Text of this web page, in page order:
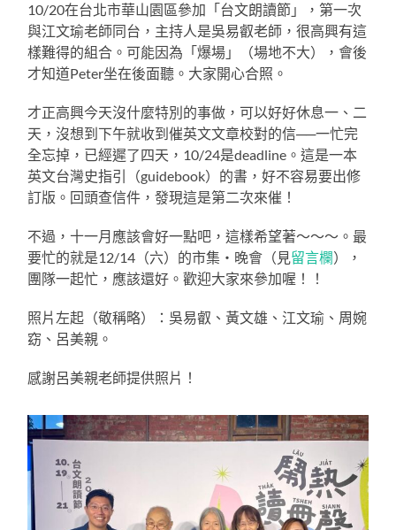
10/20在台北市華山園區參加「台文朗讀節」，第一次
與江文瑜老師同台，主持人是吳易叡老師，很高興有這
樣難得的組合。可能因為「爆場」（場地不大），會後
才知道Peter坐在後面聽。大家開心合照。
才正高興今天沒什麼特別的事做，可以好好休息一、二
天，沒想到下午就收到催英文文章校對的信──一忙完
全忘掉，已經遲了四天，10/24是deadline。這是一本
英文台灣史指引（guidebook）的書，好不容易要出修
訂版。回頭查信件，發現這是第二次來催！
不過，十一月應該會好一點吧，這樣希望著～～～。最
要忙的就是12/14（六）的市集・晚會（見留言欄），
團隊一起忙，應該還好。歡迎大家來參加喔！！
照片左起（敬稱略）：吳易叡、黃文雄、江文瑜、周婉
窈、呂美親。
感謝呂美親老師提供照片！